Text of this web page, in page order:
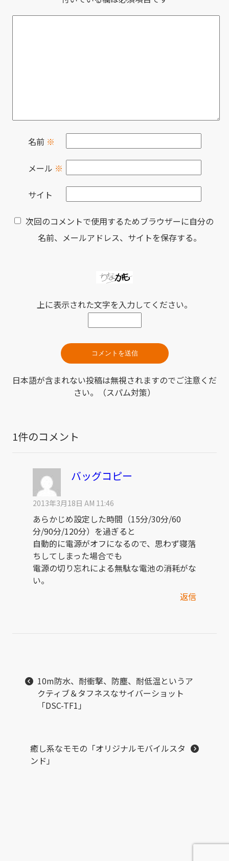
名前 ※
メール ※
サイト
次回のコメントで使用するためブラウザーに自分の
名前、メールアドレス、サイトを保存する。
上に表示された文字を入力してください。
日本語が含まれない投稿は無視されますのでご注意くだ
さい。（スパム対策）
1件のコメント
バッグコピー
2013年3月18日 AM 11:46
あらかじめ設定した時間（15分/30分/60
分/90分/120分）を過ぎると
自動的に電源がオフになるので、思わず寝落
ちしてしまった場合でも
電源の切り忘れによる無駄な電池の消耗がな
い。
返信
10m防水、耐衝撃、防塵、耐低温というア
クティブ＆タフネスなサイバーショット
「DSC-TF1」
癒し系なモモの「オリジナルモバイルスタ
ンド」